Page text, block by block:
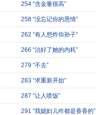
254 “含金量很高”
258 “没忘记你的恩情”
262 “有人想炸你孙子”
266 “治好了她的内耗”
279 “不去”
283 “求重新开始”
287 “让人喷饭”
291 “我媳妇儿咋都是香香的”